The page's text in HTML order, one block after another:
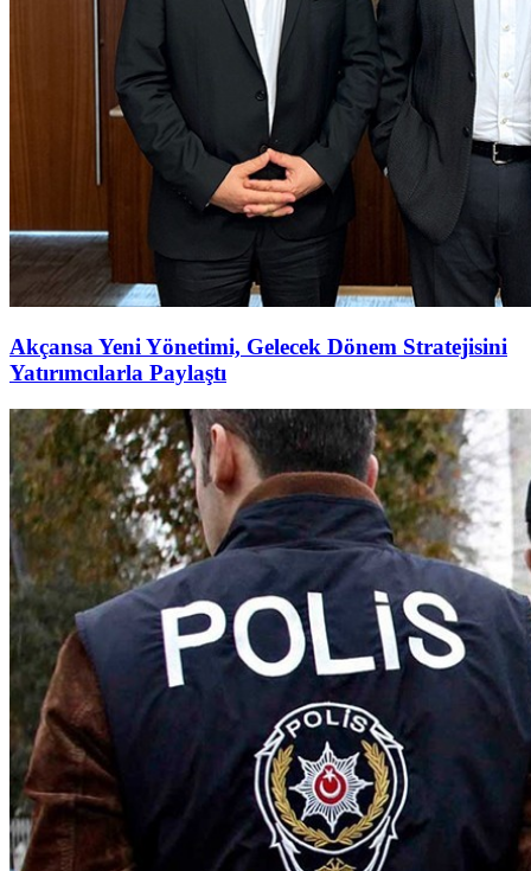
Akçansa Yeni Yönetimi, Gelecek Dönem Stratejisini
Yatırımcılarla Paylaştı